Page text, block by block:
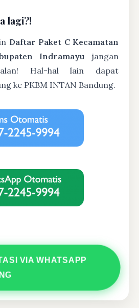
lagi?!
Daftar Paket C Kecamatan
Indramayu jangan
Hal-hal lain dapat
ke PKBM INTAN Bandung.
VIA WHATSAPP